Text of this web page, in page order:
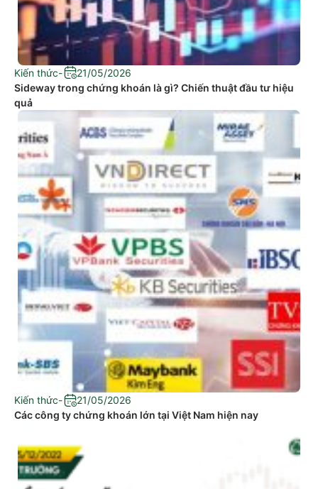
Kiến thức-
21/05/2026
Sideway trong chứng khoán là gì? Chiến thuật đầu tư hiệu
quả
Kiến thức-
21/05/2026
Các công ty chứng khoán lớn tại Việt Nam hiện nay